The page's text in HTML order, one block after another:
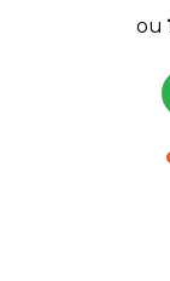
ou